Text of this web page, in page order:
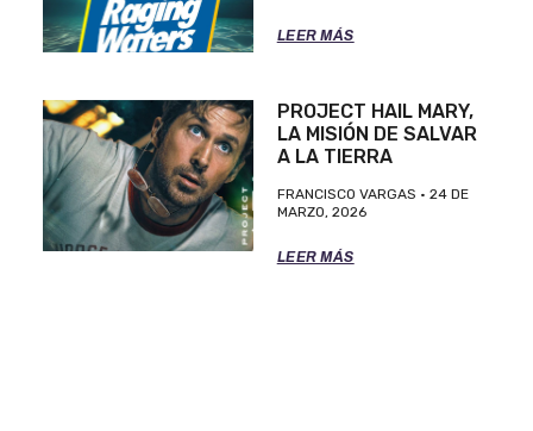
LEER MÁS
PROJECT HAIL MARY,
LA MISIÓN DE SALVAR
A LA TIERRA
FRANCISCO VARGAS
24 DE
MARZO, 2026
LEER MÁS